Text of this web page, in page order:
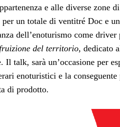
e alle diverse zone
un totale di ventitré Doc e
dell’enoturismo come
del territorio, dedicato
talk, sarà un’occasione per
enoturistici e la
di prodotto.